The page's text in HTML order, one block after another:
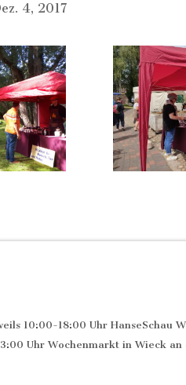
4, 2017
10:00-18:00 Uhr HanseSchau
Uhr Wochenmarkt in Wieck an